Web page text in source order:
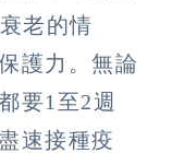
老的情
護力。無論
要1至2週
速接種疫